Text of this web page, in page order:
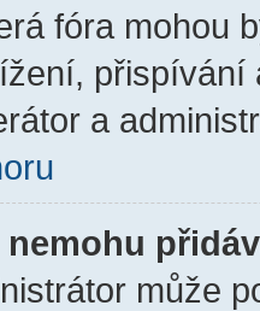
fóra mohou
přispívání
a
nemohu
může